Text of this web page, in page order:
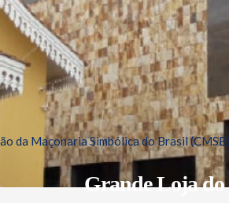
Grande Loja do
da Maçonaria Simbólica do Brasil